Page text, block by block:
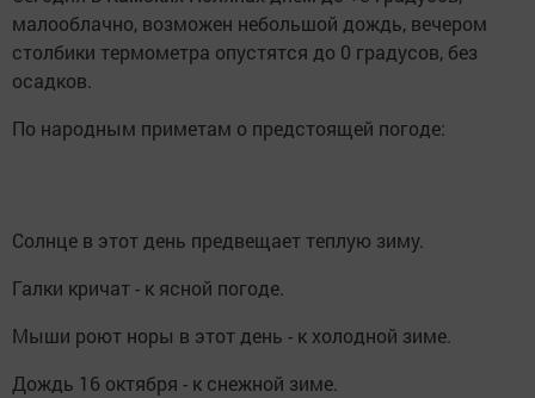
малооблачно, возможен небольшой дождь, вечером
столбики термометра опустятся до 0 градусов, без
осадков.
По народным приметам о предстоящей погоде:
Солнце в этот день предвещает теплую зиму.
Галки кричат - к ясной погоде.
Мыши роют норы в этот день - к холодной зиме.
Дождь 16 октября - к снежной зиме.